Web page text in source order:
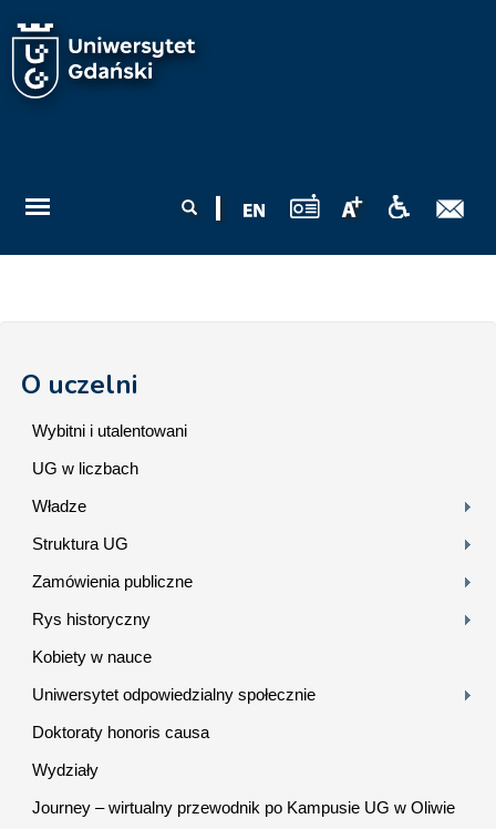
wyszukiwania
O uczelni
Wybitni i utalentowani
UG w liczbach
Władze
Struktura UG
Zamówienia publiczne
Rys historyczny
Kobiety w nauce
Uniwersytet odpowiedzialny społecznie
Doktoraty honoris causa
Wydziały
Journey – wirtualny przewodnik po Kampusie UG w Oliwie